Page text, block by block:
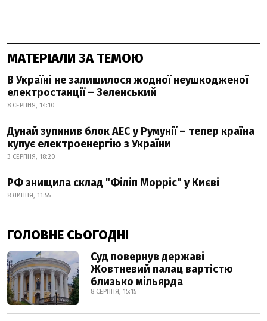
МАТЕРІАЛИ ЗА ТЕМОЮ
В Україні не залишилося жодної неушкодженої
електростанції – Зеленський
8 СЕРПНЯ, 14:10
Дунай зупинив блок АЕС у Румунії – тепер країна
купує електроенергію з України
3 СЕРПНЯ, 18:20
РФ знищила склад "Філіп Морріс" у Києві
8 ЛИПНЯ, 11:55
ГОЛОВНЕ СЬОГОДНІ
Суд повернув державі
Жовтневий палац вартістю
близько мільярда
8 СЕРПНЯ, 15:15